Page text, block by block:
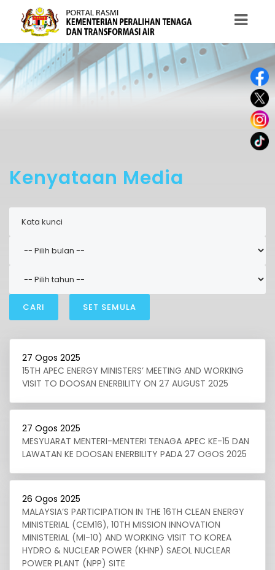
Kenyataan Media
CARI SET SEMULA
27 Ogos 2025
15TH APEC ENERGY MINISTERS’ MEETING AND WORKING
VISIT TO DOOSAN ENERBILITY ON 27 AUGUST 2025
27 Ogos 2025
MESYUARAT MENTERI-MENTERI TENAGA APEC KE-15 DAN
LAWATAN KE DOOSAN ENERBILITY PADA 27 OGOS 2025
26 Ogos 2025
MALAYSIA’S PARTICIPATION IN THE 16TH CLEAN ENERGY
MINISTERIAL (CEM16), 10TH MISSION INNOVATION
MINISTERIAL (MI-10) AND WORKING VISIT TO KOREA
HYDRO & NUCLEAR POWER (KHNP) SAEOL NUCLEAR
POWER PLANT (NPP) SITE